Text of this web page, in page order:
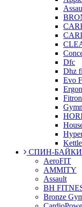
Dfc
Dhz
Evo
СПИН-БАЙКИ
AeroFIT
AMMITY
Assault
BH
Bronze